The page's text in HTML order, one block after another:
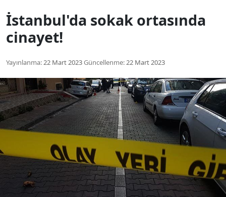
İstanbul'da sokak ortasında
cinayet!
Yayınlanma:22 Mart 2023Güncellenme:22 Mart 2023